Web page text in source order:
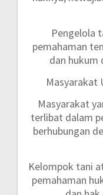
Pengelola
pemahaman
dan hukum
Masyarakat
Masyarakat
terlibat dalam
berhubungan
Kelompok tani
pemahaman